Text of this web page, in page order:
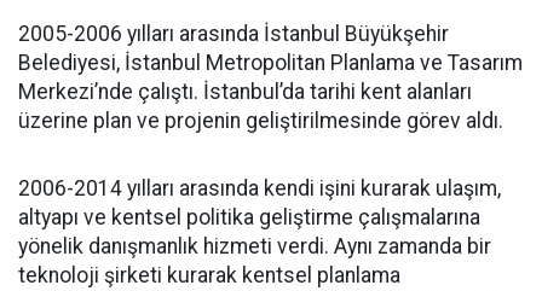
2005-2006 yılları arasında İstanbul Büyükşehir
Belediyesi, İstanbul Metropolitan Planlama ve Tasarım
Merkezi’nde çalıştı. İstanbul’da tarihi kent alanları
üzerine plan ve projenin geliştirilmesinde görev aldı.
2006-2014 yılları arasında kendi işini kurarak ulaşım,
altyapı ve kentsel politika geliştirme çalışmalarına
yönelik danışmanlık hizmeti verdi. Aynı zamanda bir
teknoloji şirketi kurarak kentsel planlama